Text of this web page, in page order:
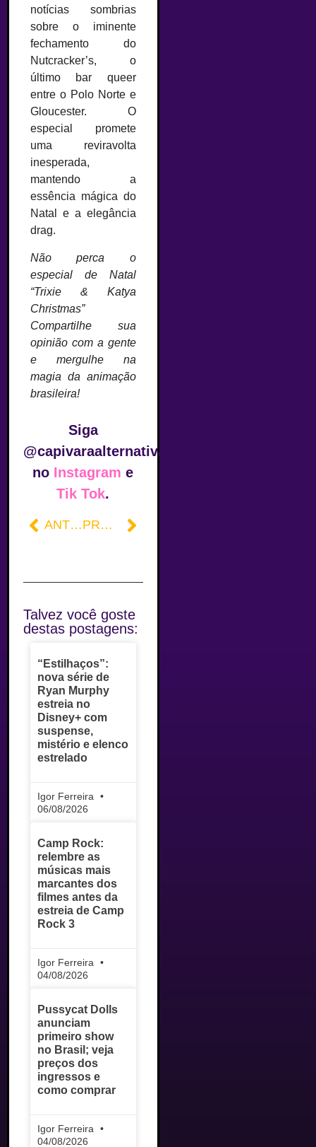
notícias sombrias
sobre o iminente
fechamento do
Nutcracker’s, o
último bar queer
entre o Polo Norte e
Gloucester. O
especial promete
uma reviravolta
inesperada,
mantendo a
essência mágica do
Natal e a elegância
drag.
Não perca o
especial de Natal
“Trixie & Katya
Christmas”
Compartilhe sua
opinião com a gente
e mergulhe na
magia da animação
brasileira!
Siga
@capivaraalternativa
no Instagram e
Tik Tok.
ANTERIOR PRÓXIMO
Talvez você goste
destas postagens:
“Estilhaços”:
nova série de
Ryan Murphy
estreia no
Disney+ com
suspense,
mistério e elenco
estrelado
Igor Ferreira
06/08/2026
Camp Rock:
relembre as
músicas mais
marcantes dos
filmes antes da
estreia de Camp
Rock 3
Igor Ferreira
04/08/2026
Pussycat Dolls
anunciam
primeiro show
no Brasil; veja
preços dos
ingressos e
como comprar
Igor Ferreira
04/08/2026